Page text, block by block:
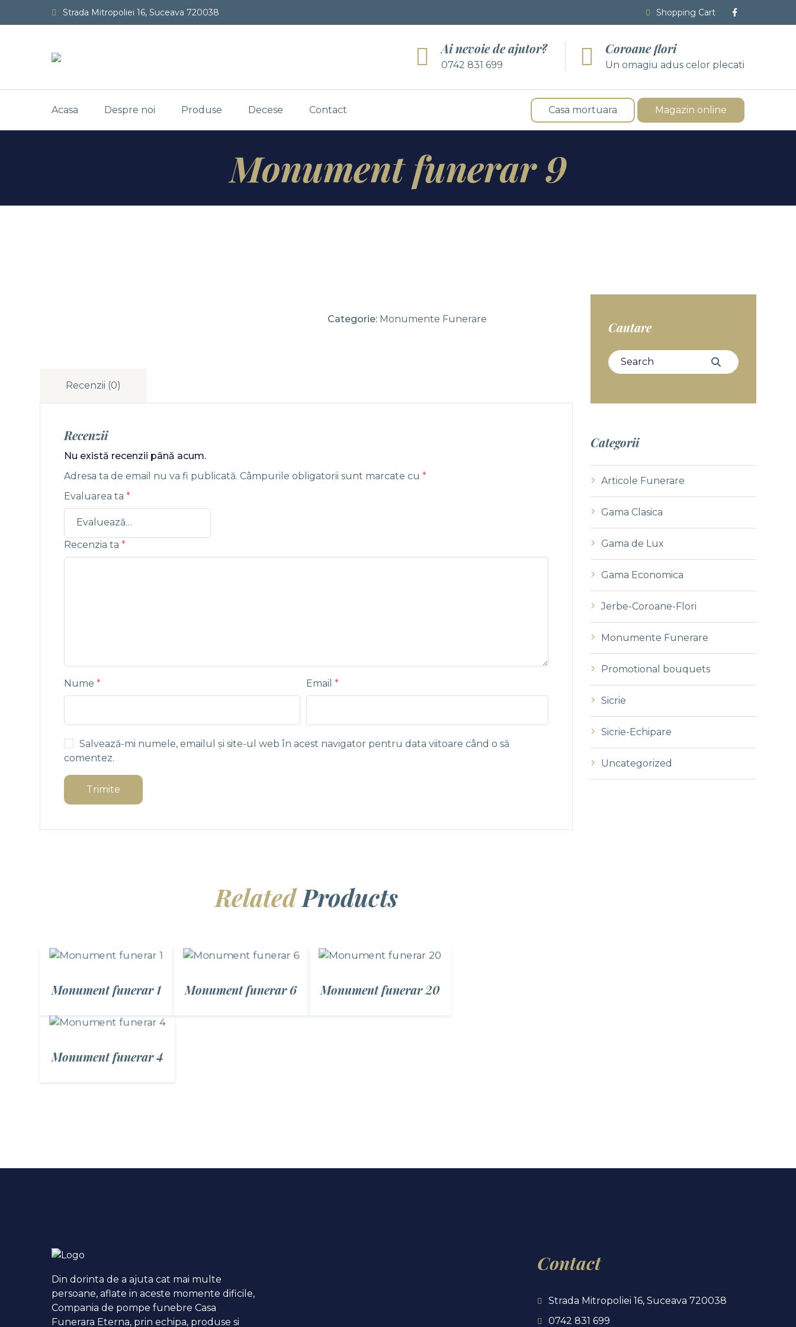
Strada Mitropoliei 16, Suceava 720038 Shopping Cart
Ai nevoie de ajutor?
0742 831 699
Coroane flori
Un omagiu adus celor plecati
Acasa Despre noi Produse Decese Contact Casa mortuara Magazin online
Monument funerar 9
Categorie: Monumente Funerare
Recenzii (0)
Recenzii
Nu există recenzii până acum.
Adresa ta de email nu va fi publicată. Câmpurile obligatorii sunt marcate cu *
Evaluarea ta *
Recenzia ta *
Nume * Email *
Salvează-mi numele, emailul și site-ul web în acest navigator pentru data viitoare când o să
comentez.
RelatedProducts
Monument funerar 1 Monument funerar 6 Monument funerar 20
Monument funerar 4
Cautare
Search for: Search
Categorii
Articole Funerare
Gama Clasica
Gama de Lux
Gama Economica
Jerbe-Coroane-Flori
Monumente Funerare
Promotional bouquets
Sicrie
Sicrie-Echipare
Uncategorized
Din dorinta de a ajuta cat mai multe
persoane, aflate in aceste momente dificile,
Compania de pompe funebre Casa
Funerara Eterna, prin echipa, produse si
Contact
Strada Mitropoliei 16, Suceava 720038
0742 831 699